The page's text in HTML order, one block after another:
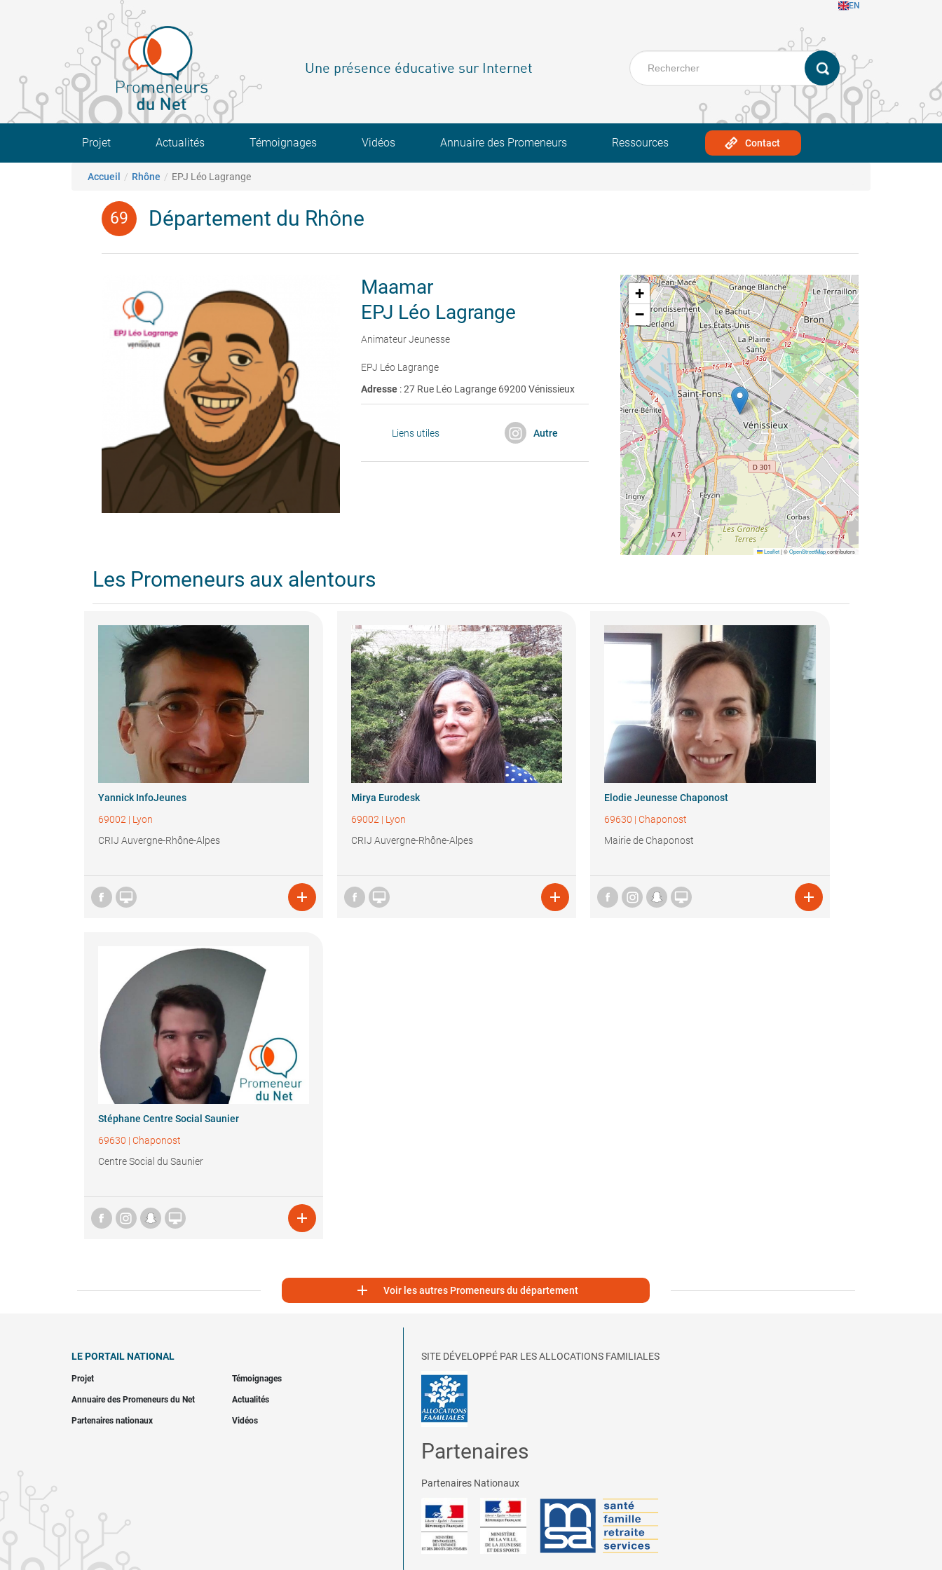
EN
Une présence éducative sur Internet
Main navigation
Projet Actualités Témoignages Vidéos Annuaire des Promeneurs Ressources Contact
Fil d'Ariane
Accueil Rhône EPJ Léo Lagrange
Département du Rhône
Maamar
EPJ Léo Lagrange
Animateur Jeunesse
EPJ Léo Lagrange
Adresse : 27 Rue Léo Lagrange 69200 Vénissieux
Liens utiles Autre
+
−
Leaflet |©OpenStreetMapcontributors
Les Promeneurs aux alentours
Yannick InfoJeunes
69002 | Lyon
CRIJ Auvergne-Rhône-Alpes
 
Mirya Eurodesk
69002 | Lyon
CRIJ Auvergne-Rhône-Alpes
 
Elodie Jeunesse Chaponost
69630 | Chaponost
Mairie de Chaponost
 
Stéphane Centre Social Saunier
69630 | Chaponost
Centre Social du Saunier
 
 Voir les autres Promeneurs du département
LE PORTAIL NATIONAL
Projet Témoignages
Annuaire des Promeneurs du Net Actualités
Partenaires nationaux Vidéos
SITE DÉVELOPPÉ PAR LES ALLOCATIONS FAMILIALES
Partenaires
Partenaires Nationaux